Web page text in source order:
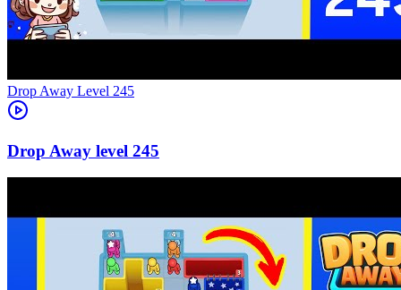
Level 245
245